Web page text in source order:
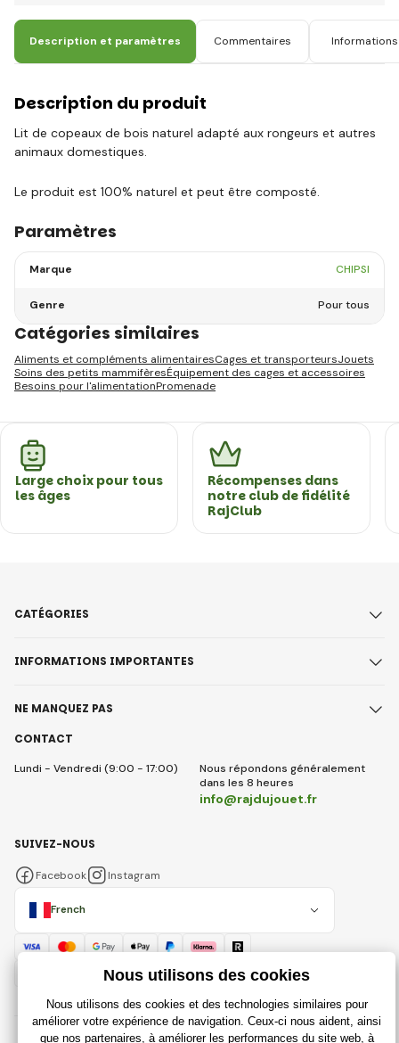
Description et paramètres Commentaires
Description du produit
Lit de copeaux de bois naturel adapté aux rongeurs et autres
animaux domestiques.
Le produit est 100% naturel et peut être composté.
Paramètres
Marque CHIPSI
Genre Pour tous
Catégories similaires
Aliments et compléments alimentairesCages et transporteursJouets
Soins des petits mammifèresÉquipement des cages et accessoires
Besoins pour l'alimentationPromenade
Large choix pour tous
les âges
Récompenses dans
notre club de fidélité
RajClub
CONTACT
Lundi - Vendredi (9:00 - 17:00)
Nous répondons généralement
dans les 8 heures
info@rajdujouet.fr
CATÉGORIES
INFORMATIONS IMPORTANTES
NE MANQUEZ PAS
French
SUIVEZ-NOUS
Facebook Instagram